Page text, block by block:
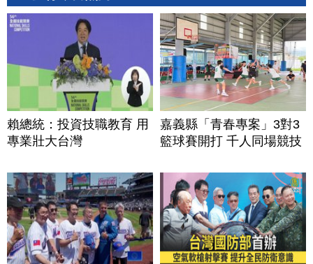
賴總統：投資技職教育 用
專業壯大台灣
嘉義縣「青春專案」3對3
籃球賽開打 千人同場競技